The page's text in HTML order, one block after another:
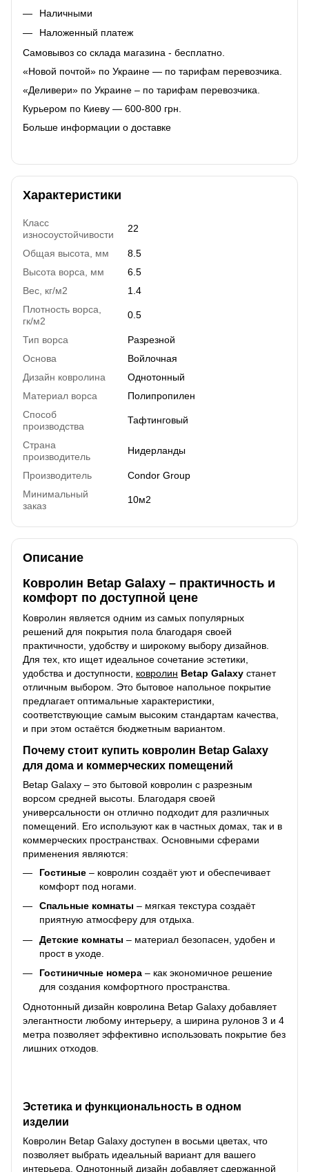
Наличными
Наложенный платеж
Самовывоз со склада магазина - бесплатно.
«Новой почтой» по Украине — по тарифам перевозчика.
«Деливери» по Украине – по тарифам перевозчика.
Курьером по Киеву — 600-800 грн.
Больше информации о доставке
Характеристики
Класс
износоустойчивости
22
Общая высота, мм
8.5
Высота ворса, мм
6.5
Вес, кг/м2
1.4
Плотность ворса,
гк/м2
0.5
Тип ворса
Разрезной
Основа
Войлочная
Дизайн ковролина
Однотонный
Материал ворса
Полипропилен
Способ
производства
Тафтинговый
Страна
производитель
Нидерланды
Производитель
Condor Group
Минимальный
заказ
10м2
Описание
Ковролин Betap Galaxy – практичность и
комфорт по доступной цене
Ковролин является одним из самых популярных
решений для покрытия пола благодаря своей
практичности, удобству и широкому выбору дизайнов.
Для тех, кто ищет идеальное сочетание эстетики,
удобства и доступности, ковролин Betap Galaxy станет
отличным выбором. Это бытовое напольное покрытие
предлагает оптимальные характеристики,
соответствующие самым высоким стандартам качества,
и при этом остаётся бюджетным вариантом.
Почему стоит купить ковролин Betap Galaxy
для дома и коммерческих помещений
Betap Galaxy – это бытовой ковролин с разрезным
ворсом средней высоты. Благодаря своей
универсальности он отлично подходит для различных
помещений. Его используют как в частных домах, так и в
коммерческих пространствах. Основными сферами
применения являются:
Гостиные – ковролин создаёт уют и обеспечивает
комфорт под ногами.
Спальные комнаты – мягкая текстура создаёт
приятную атмосферу для отдыха.
Детские комнаты – материал безопасен, удобен и
прост в уходе.
Гостиничные номера – как экономичное решение
для создания комфортного пространства.
Однотонный дизайн ковролина Betap Galaxy добавляет
элегантности любому интерьеру, а ширина рулонов 3 и 4
метра позволяет эффективно использовать покрытие без
лишних отходов.
Эстетика и функциональность в одном
изделии
Ковролин Betap Galaxy доступен в восьми цветах, что
позволяет выбрать идеальный вариант для вашего
интерьера. Однотонный дизайн добавляет сдержанной